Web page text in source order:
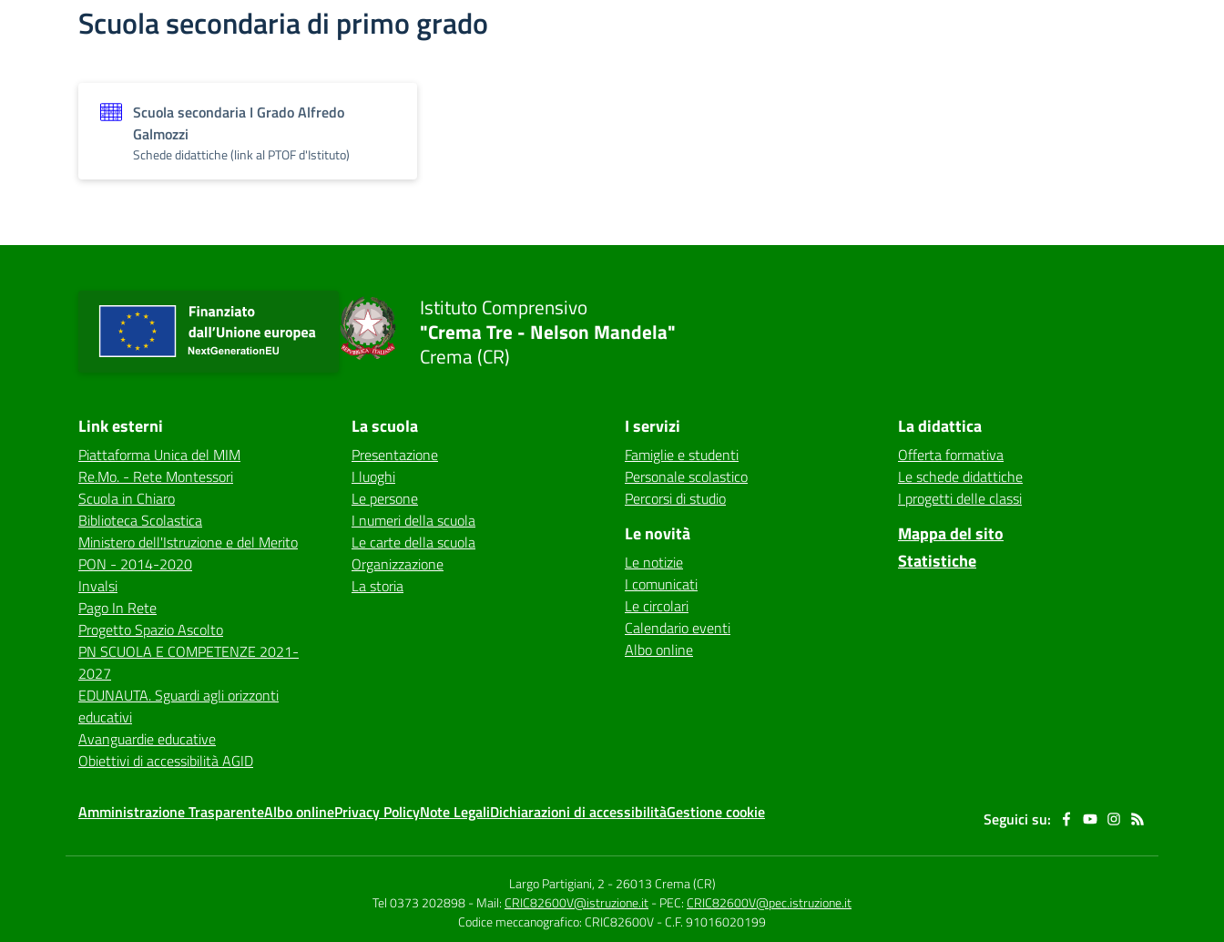
Scuola secondaria di primo grado
Scuola secondaria I Grado Alfredo
Galmozzi
Schede didattiche (link al PTOF d'Istituto)
Istituto Comprensivo
"Crema Tre - Nelson Mandela"
Crema (CR)
Link esterni
Piattaforma Unica del MIM
Re.Mo. - Rete Montessori
Scuola in Chiaro
Biblioteca Scolastica
Ministero dell'Istruzione e del Merito
PON - 2014-2020
Invalsi
Pago In Rete
Progetto Spazio Ascolto
PN SCUOLA E COMPETENZE 2021-
2027
EDUNAUTA. Sguardi agli orizzonti
educativi
Avanguardie educative
Obiettivi di accessibilità AGID
La scuola
Presentazione
I luoghi
Le persone
I numeri della scuola
Le carte della scuola
Organizzazione
La storia
I servizi
Famiglie e studenti
Personale scolastico
Percorsi di studio
Le novità
Le notizie
I comunicati
Le circolari
Calendario eventi
Albo online
La didattica
Offerta formativa
Le schede didattiche
I progetti delle classi
Mappa del sito
Statistiche
Amministrazione TrasparenteAlbo onlinePrivacy PolicyNote LegaliDichiarazioni di accessibilitàGestione cookie Seguici su:
Largo Partigiani, 2 -26013 Crema (CR)
Tel 0373 202898- Mail:CRIC82600V@istruzione.it- PEC:CRIC82600V@pec.istruzione.it
Codice meccanografico: CRIC82600V- C.F. 91016020199